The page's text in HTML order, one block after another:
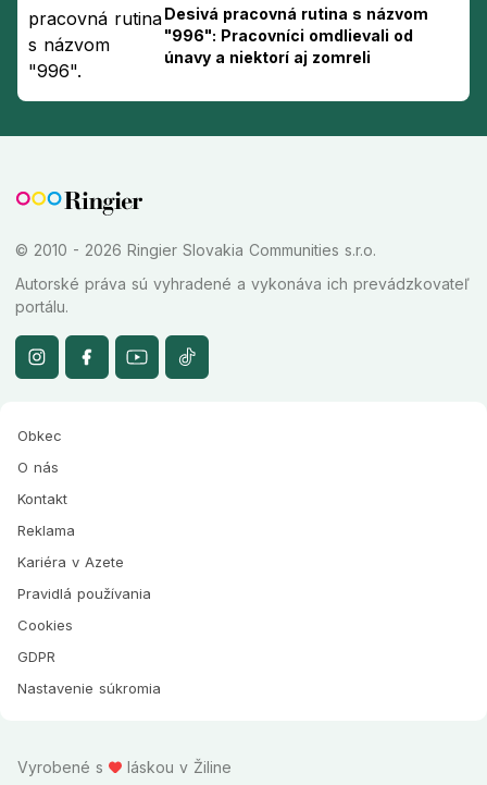
Desivá pracovná rutina s názvom
"996": Pracovníci omdlievali od
únavy a niektorí aj zomreli
© 2010 - 2026 Ringier Slovakia Communities s.r.o.
Autorské práva sú vyhradené a vykonáva ich prevádzkovateľ
portálu.
Obkec
O nás
Kontakt
Reklama
Kariéra v Azete
Pravidlá používania
Cookies
GDPR
Nastavenie súkromia
Vyrobené s láskou v Žiline